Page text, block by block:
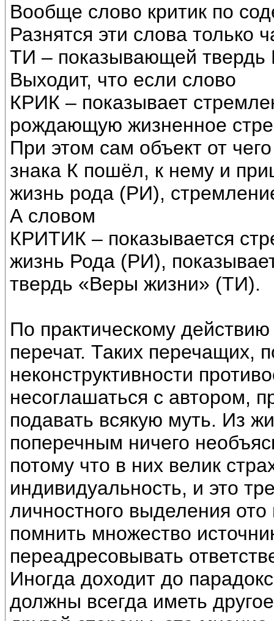
Вообще слово критик по
Разнятся эти слова только
ТИ – показывающей твердь
Выходит, что если слово
КРИК – показывает
рождающую жизненное
При этом сам объект от
знака К пошёл, к нему и
жизнь рода (РИ),
А словом
КРИТИК – показывается
жизнь Рода (РИ),
твердь «Веры жизни» (ТИ).
По практическому
перечат. Таких перечащих,
неконструктивности
несоглашаться с автором,
подавать всякую муть. Из
поперечным ничего
потому что в них велик
индивидуальность, и это
личностного выделения ото
помнить множество
переадресовывать
Иногда доходит до
должны всегда иметь